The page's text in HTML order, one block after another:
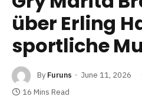
über Erling
sportliche
By Furuns June 11, 2026
16 Mins Read